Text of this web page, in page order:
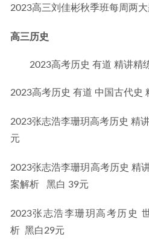
2023高三刘佳彬秋季班每周两大
高三历史
2023高考历史 有道 精讲
2023高考历史 有道 中国古代史
2023张志浩李珊玥高考历史 精讲
元
2023张志浩李珊玥高考历史 精
案解析   黑白 39元
2023张志浩李珊玥高考历史
析  黑白29元